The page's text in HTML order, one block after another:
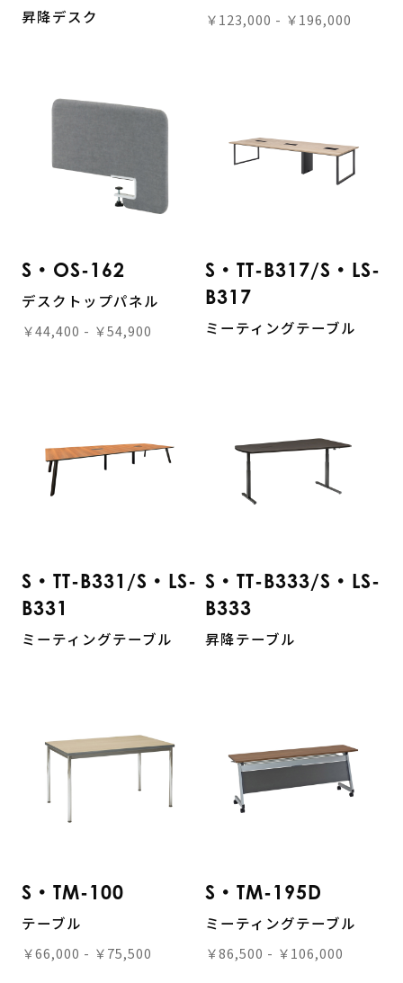
昇降デスク ￥123,000 - ￥196,000
S・OS-162
デスクトップパネル
￥44,400 - ￥54,900
S・TT-B317/S・LS-
B317
ミーティングテーブル
S・TT-B331/S・LS-
B331
ミーティングテーブル
S・TT-B333/S・LS-
B333
昇降テーブル
S・TM-100
テーブル
￥66,000 - ￥75,500
S・TM-195D
ミーティングテーブル
￥86,500 - ￥106,000